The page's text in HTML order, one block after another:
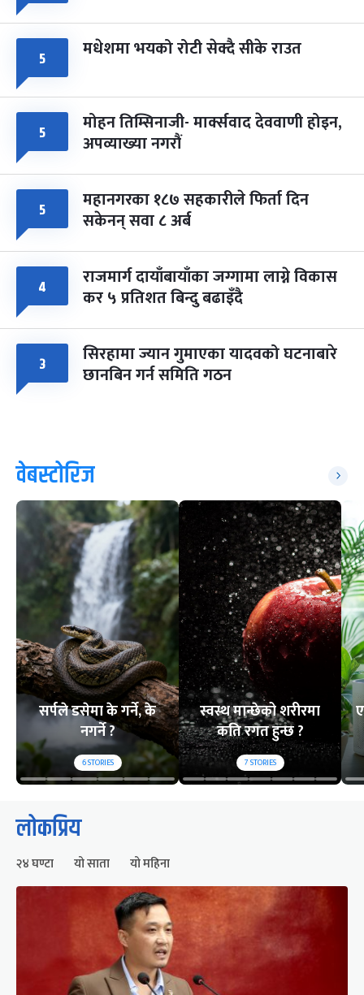
५ मधेशमा भयको रोटी सेक्दै सीके राउत
५ मोहन तिम्सिनाजी- मार्क्सवाद देववाणी होइन,
अपव्याख्या नगरौं
५ महानगरका १८७ सहकारीले फिर्ता दिन
सकेनन् सवा ८ अर्ब
४ राजमार्ग दायाँबायाँका जग्गामा लाग्ने विकास
कर ५ प्रतिशत बिन्दु बढाइँदै
३ सिरहामा ज्यान गुमाएका यादवको घटनाबारे
छानबिन गर्न समिति गठन
वेबस्टोरिज
सर्पले डसेमा के गर्ने, के
नगर्ने ?
6STORIES
स्वस्थ मान्छेको शरीरमा
कति रगत हुन्छ ?
7STORIES
लोकप्रिय
२४ घण्टा यो साता यो महिना